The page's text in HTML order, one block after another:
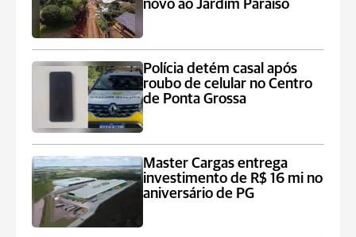
novo ao Jardim Paraíso
Polícia detém casal após
roubo de celular no Centro
de Ponta Grossa
Master Cargas entrega
investimento de R$ 16 mi no
aniversário de PG